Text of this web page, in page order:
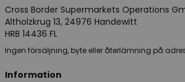
Cross Border Supermarkets Operations
Altholzkrug 13, 24976 Handewitt
HRB 14436 FL
Ingen försäljning, byte eller återlämning på
Information